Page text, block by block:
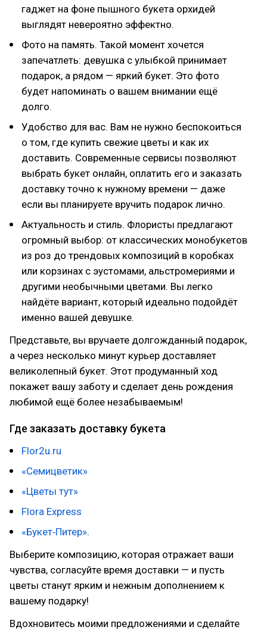
гаджет на фоне пышного букета орхидей
выглядят невероятно эффектно.
Фото на память. Такой момент хочется
запечатлеть: девушка с улыбкой принимает
подарок, а рядом — яркий букет. Это фото
будет напоминать о вашем внимании ещё
долго.
Удобство для вас. Вам не нужно беспокоиться
о том, где купить свежие цветы и как их
доставить. Современные сервисы позволяют
выбрать букет онлайн, оплатить его и заказать
доставку точно к нужному времени — даже
если вы планируете вручить подарок лично.
Актуальность и стиль. Флористы предлагают
огромный выбор: от классических монобукетов
из роз до трендовых композиций в коробках
или корзинах с эустомами, альстромериями и
другими необычными цветами. Вы легко
найдёте вариант, который идеально подойдёт
именно вашей девушке.
Представьте, вы вручаете долгожданный подарок,
а через несколько минут курьер доставляет
великолепный букет. Этот продуманный ход
покажет вашу заботу и сделает день рождения
любимой ещё более незабываемым!
Где заказать доставку букета
Flor2u.ru
«Семицветик»
«Цветы тут»
Flora Express
«Букет‑Питер».
Выберите композицию, которая отражает ваши
чувства, согласуйте время доставки — и пусть
цветы станут ярким и нежным дополнением к
вашему подарку!
Вдохновитесь моими предложениями и сделайте